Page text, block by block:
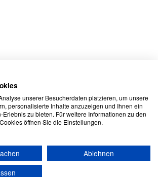
unserer Besucherdaten platzieren, um unsere
personalisierte Inhalte anzuzeigen und Ihnen ein
zu bieten. Für weitere Informationen zu den
öffnen Sie die Einstellungen.
Ablehnen